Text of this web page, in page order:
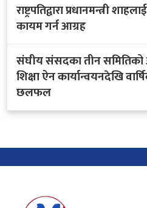
राष्ट्रपतिद्वारा प्रधानमन्त्री
कायम गर्न आग्रह
संघीय संसदका तीन
शिक्षा ऐन कार्यान्वयनदेखि
छलफल